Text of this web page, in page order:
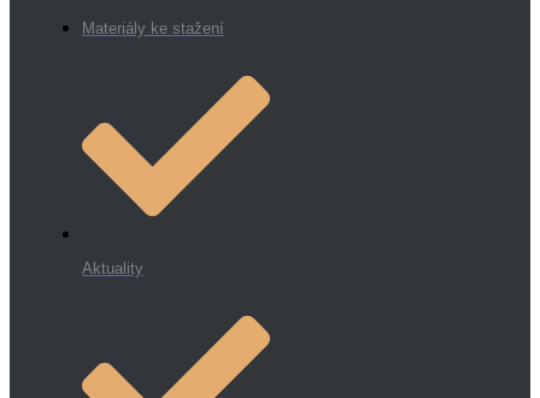
Materiály ke stažení
Aktuality